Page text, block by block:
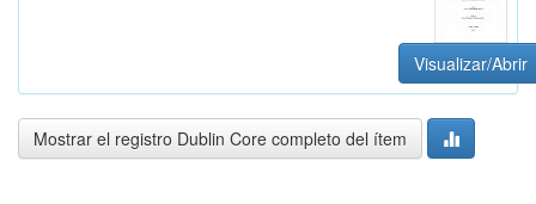
Visualizar/Abrir
Mostrar el registro Dublin Core completo del ítem